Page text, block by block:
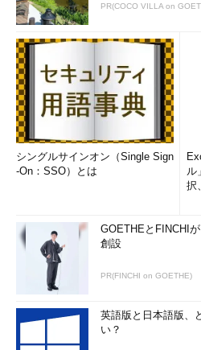
PR(COCO VILLA on
シングルサインオン（Single Sign
-On：SSO）とは
ル
択
GOETHEとFINCHI
創設
PR(FINCHI on GOETHE)
英語版と日本語版、
い？